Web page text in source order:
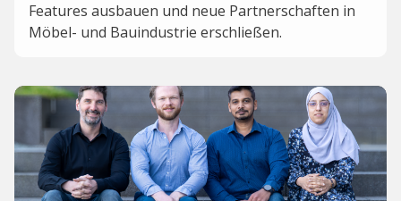
Features ausbauen und neue Partnerschaften in
Möbel- und Bauindustrie erschließen.